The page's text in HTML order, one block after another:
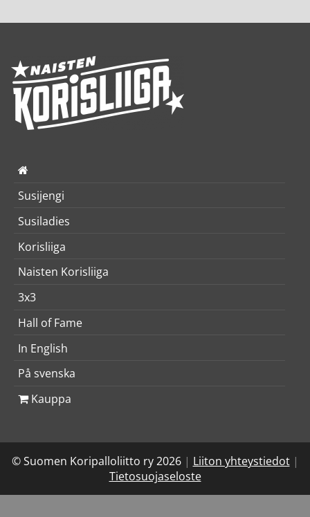
Susijengi
Susiladies
Korisliiga
Naisten Korisliiga
3x3
Hall of Fame
In English
På svenska
Kauppa
© Suomen Koripalloliitto ry 2026 | Liiton yhteystiedot |
Tietosuojaseloste